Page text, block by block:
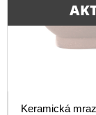
Keramická